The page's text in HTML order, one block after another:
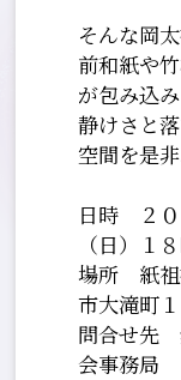
そんな岡
前和紙や
が包み込み
静けさと
空間を是
日時 ２０
（日）１
場所 紙祖
市大滝町１
問合せ先
会事務局